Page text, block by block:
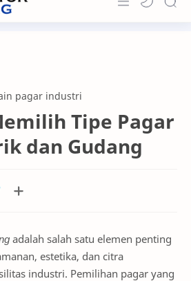
Portfolio
News & Info
pagar industri
Tipe Pagar
dan Gudang
adalah salah satu elemen penting
estetika, dan citra
industri. Pemilihan pagar yang